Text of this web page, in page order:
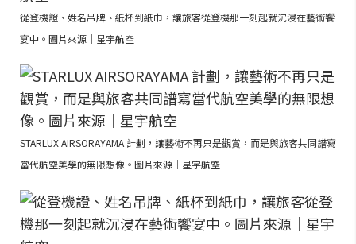
從登機證、姓名吊牌、紙杯到紙巾，讓旅客從登機那一刻起就沉浸在藝術饗
宴中。圖片來源｜星宇航空
STARLUX AIRSORAYAMA 計劃，讓藝術不再只是觀賞，而是與旅客共同譜寫
當代航空美學的無限想像。圖片來源｜星宇航空